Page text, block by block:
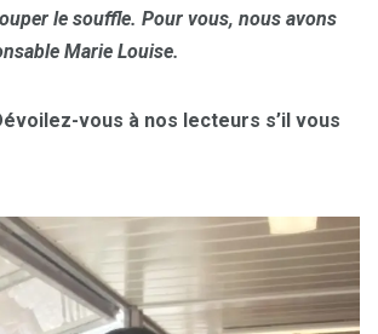
le souffle. Pour vous, nous avons
Marie Louise.
vous à nos lecteurs s’il vous